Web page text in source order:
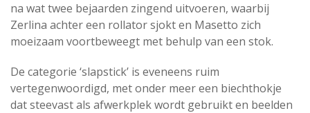
na wat twee bejaarden zingend uitvoeren, waarbij
Zerlina achter een rollator sjokt en Masetto zich
moeizaam voortbeweegt met behulp van een stok.
De categorie ‘slapstick’ is eveneens ruim
vertegenwoordigd, met onder meer een biechthokje
dat steevast als afwerkplek wordt gebruikt en beelden